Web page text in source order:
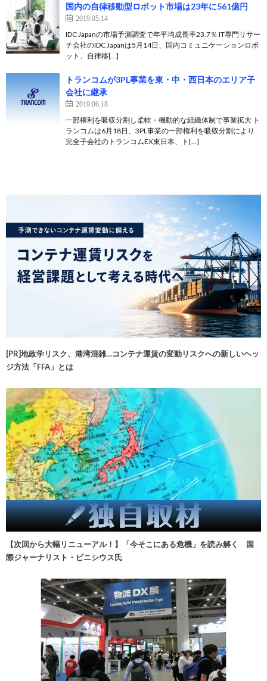
国内の自律移動型ロボット市場は23年に561億円
2019.05.14
IDC Japanの市場予測調査で年平均成長率23.7％ IT専門リサー
チ会社のIDC Japanは5月14日、国内コミュニケーションロボ
ット、自律移[…]
トランコムが3PL事業を東・中・西日本のエリア子
会社に継承
2019.06.18
一部権利を吸収分割し柔軟・機動的な組織体制で事業拡大 ト
ランコムは6月18日、3PL事業の一部権利を吸収分割により
完全子会社のトランコムEX東日本、ト[…]
[PR]地政学リスク、港湾混雑…コンテナ運賃の変動リスクへの新しいヘッ
ジ方法「FFA」とは
【次回から大幅リニューアル！】「今そこにある危機」を読み解く 国
際ジャーナリスト・ビニシウス氏